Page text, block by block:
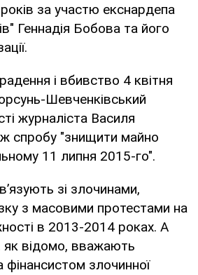
за участю екснардепа
Геннадія Бобова та його
і вбивство 4 квітня
Шевченківський
журналіста Василя
спробу "знищити майно
11 липня 2015-го".
зі злочинами,
з масовими протестами на
в 2013-2014 роках. А
як відомо, вважають
фінансистом злочинної